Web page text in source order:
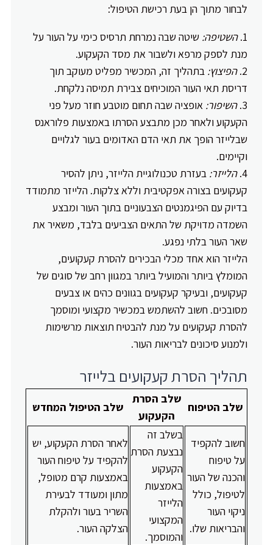
לבחור מתוך הן בעת רכישת הטיפול:
השטיפה: שיטה שבה נמרחת תרסיס כימי על העור על
מנת לספק מרפא ולשבור את מסד הקעקוע.
הפיצוץ: בתהליך זה, המכשיר מפליט מעוקב תוך
דריסת תאי העור המוכיחים צבירת תמיסה נלקחת.
השיפור: אופציה שבה תחום מוטבע חוזר מעל פני
הקעקוע ולאחר מכן מתבצע הסרתו באמצעות פלוראנס
שבלייזר הופך את תאי הדם האדומים בעור לגלויים
וקיימים.
הלייזר: בעזרת טכנולוגיית הלייזר, ניתן להסיר
קעקועים בצורה אפקטיבית וללא צלקות. הלייזר מתמודד
בדיוק עם הפיגמנטים הצבעוניים בתוך העור ומבצע
השמדה מדויקת של התאים הצביעים בלבד, משאיר את
שאר העור בלתי נפגע.
הלייזר הוא אחד מכלי הבכירים להסרת קעקועים,
המומלץ ביותר והמועיל ביותר במגוון רחב של סוגים של
קעקועים, ובעיקר קעקועים בגוונים כהים או צבעים
מסובכים. חשוב להשתמש במכשיר מקצועי ומוסמך
להסרת קעקועים על מנת להבטיח תוצאות מרשימות
ולמנוע סיכונים לבריאות העור.
תהליך הסרת קעקועים בלייזר
שלב הטיפוח
שלב הסרת
הקעקוע
שלב הטיפול המחדש
חשוב להקפיד
על טיפוח
והכנה של העור
לטיפול, כולל
ניקוי העור
והבריאות שלו.
בשלב זה
נבצעת הסרת
הקעקוע
באמצעות
הלייזר
המקצועי
והמוסמך.
לאחר הסרת הקעקוע, יש
להקפיד על טיפוח העור
באמצעות קרם מטופל,
מתון ומעודד לבעירת
השריר בעור ולהקלת
הצלקה העור.